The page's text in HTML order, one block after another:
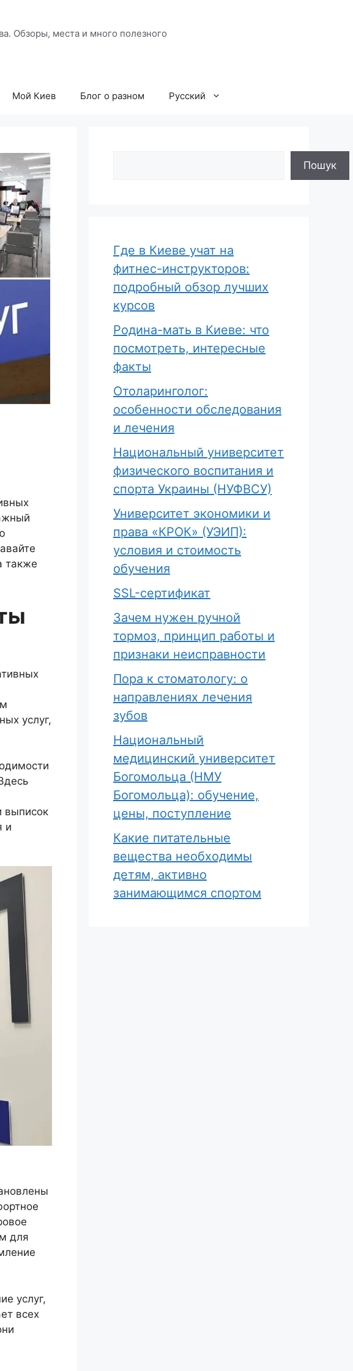
Обзоры, места и много полезного
Мой Киев Блог о разном Русский
также
услуг,
выписок
и
для
услуг,
всех
Пошук
Где в Киеве учат на
фитнес-инструкторов:
подробный обзор лучших
курсов
Родина-мать в Киеве: что
посмотреть, интересные
факты
Отоларинголог:
особенности обследования
и лечения
Национальный университет
физического воспитания и
спорта Украины (НУФВСУ)
Университет экономики и
права «КРОК» (УЭИП):
условия и стоимость
обучения
SSL-сертификат
Зачем нужен ручной
тормоз, принцип работы и
признаки неисправности
Пора к стоматологу: о
направлениях лечения
зубов
Национальный
медицинский университет
Богомольца (НМУ
Богомольца): обучение,
цены, поступление
Какие питательные
вещества необходимы
детям, активно
занимающимся спортом